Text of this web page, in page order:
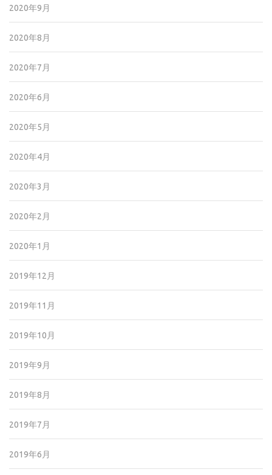
2020年9月
2020年8月
2020年7月
2020年6月
2020年5月
2020年4月
2020年3月
2020年2月
2020年1月
2019年12月
2019年11月
2019年10月
2019年9月
2019年8月
2019年7月
2019年6月